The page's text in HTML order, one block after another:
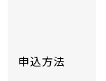
申込方法